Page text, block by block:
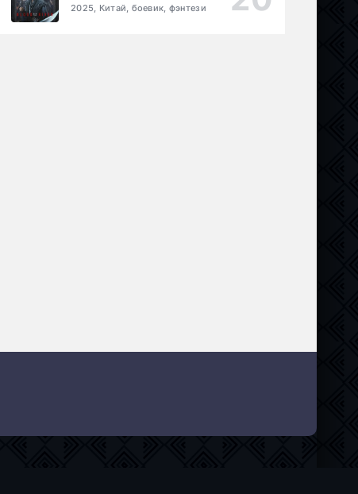
2025, Китай, боевик, фэнтези